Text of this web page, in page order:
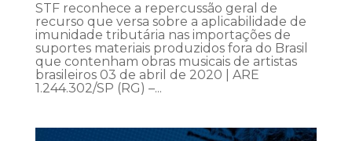
STF reconhece a repercussão geral de
recurso que versa sobre a aplicabilidade de
imunidade tributária nas importações de
suportes materiais produzidos fora do Brasil
que contenham obras musicais de artistas
brasileiros 03 de abril de 2020 | ARE
1.244.302/SP (RG) –...